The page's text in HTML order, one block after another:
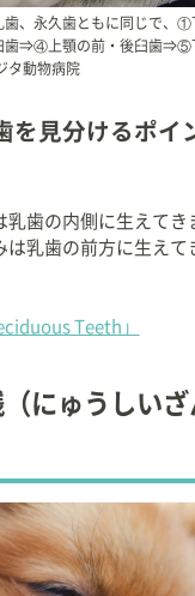
歯、永久歯ともに同じで、
歯⇒④上顎の前・後臼歯⇒⑤
タ動物病院
を見分けるポイ
乳歯の内側に生えてき
乳歯の前方に生えて
Teeth」
にゅうしいざ